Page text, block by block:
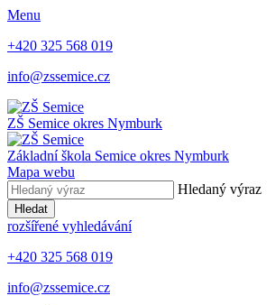
Menu
+420 325 568 019
info@zssemice.cz
ZŠ Semice okres Nymburk
Základní škola Semice okres Nymburk
Mapa webu
Hledaný výraz
Hledat
rozšířené vyhledávání
+420 325 568 019
info@zssemice.cz